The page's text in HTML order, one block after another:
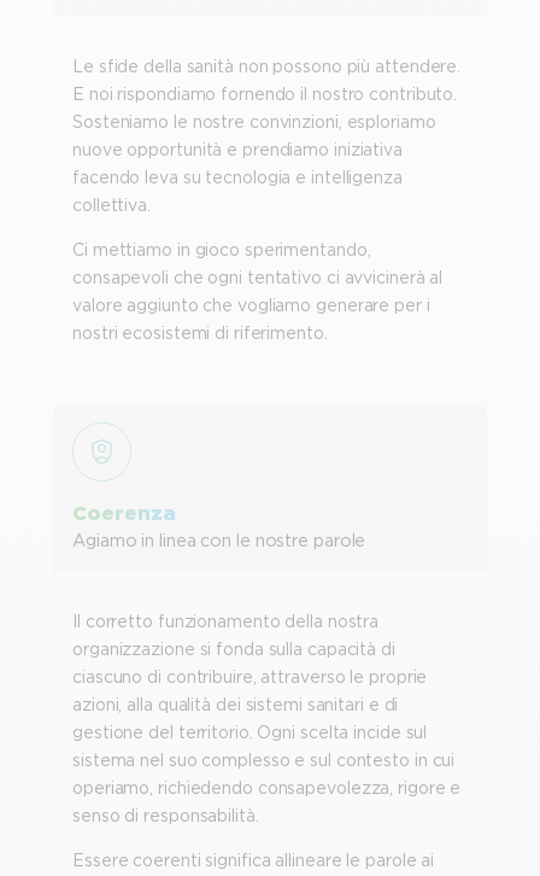
Le sfide della sanità non possono più attendere.
E noi rispondiamo fornendo il nostro contributo.
Sosteniamo le nostre convinzioni, esploriamo
nuove opportunità e prendiamo iniziativa
facendo leva su tecnologia e intelligenza
collettiva.
Ci mettiamo in gioco sperimentando,
consapevoli che ogni tentativo ci avvicinerà al
valore aggiunto che vogliamo generare per i
nostri ecosistemi di riferimento.
Coerenza
Agiamo in linea con le nostre parole
Il corretto funzionamento della nostra
organizzazione si fonda sulla capacità di
ciascuno di contribuire, attraverso le proprie
azioni, alla qualità dei sistemi sanitari e di
gestione del territorio. Ogni scelta incide sul
sistema nel suo complesso e sul contesto in cui
operiamo, richiedendo consapevolezza, rigore e
senso di responsabilità.
Essere coerenti significa allineare le parole ai